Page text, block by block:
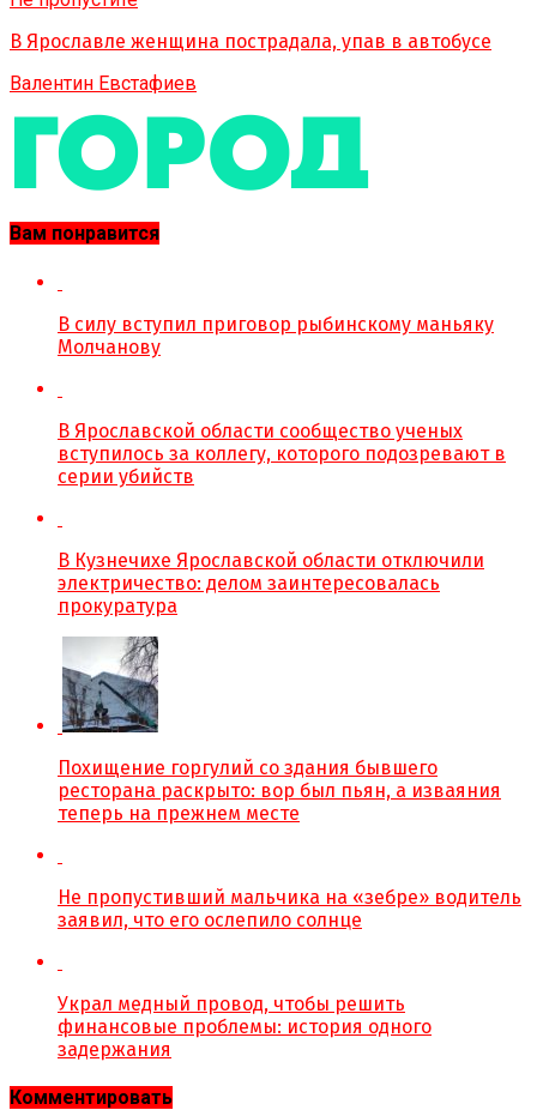
В Ярославле женщина пострадала, упав в автобусе
Валентин Евстафиев
Вам понравится
В силу вступил приговор рыбинскому маньяку
Молчанову
В Ярославской области сообщество ученых
вступилось за коллегу, которого подозревают в
серии убийств
В Кузнечихе Ярославской области отключили
электричество: делом заинтересовалась
прокуратура
Похищение горгулий со здания бывшего
ресторана раскрыто: вор был пьян, а изваяния
теперь на прежнем месте
Не пропустивший мальчика на «зебре» водитель
заявил, что его ослепило солнце
Украл медный провод, чтобы решить
финансовые проблемы: история одного
задержания
Комментировать